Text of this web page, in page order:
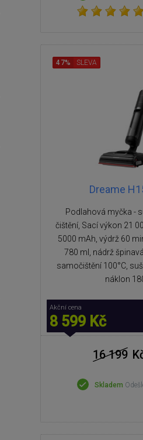
Dreame
Podlahová myčka -
čištění, Sací výkon 21
5000 mAh, výdrž 60
780 ml, nádrž
samočištění 100°C,
náklon
47% SLEVA
Akční cena
8 599 Kč
16 199
Skladem